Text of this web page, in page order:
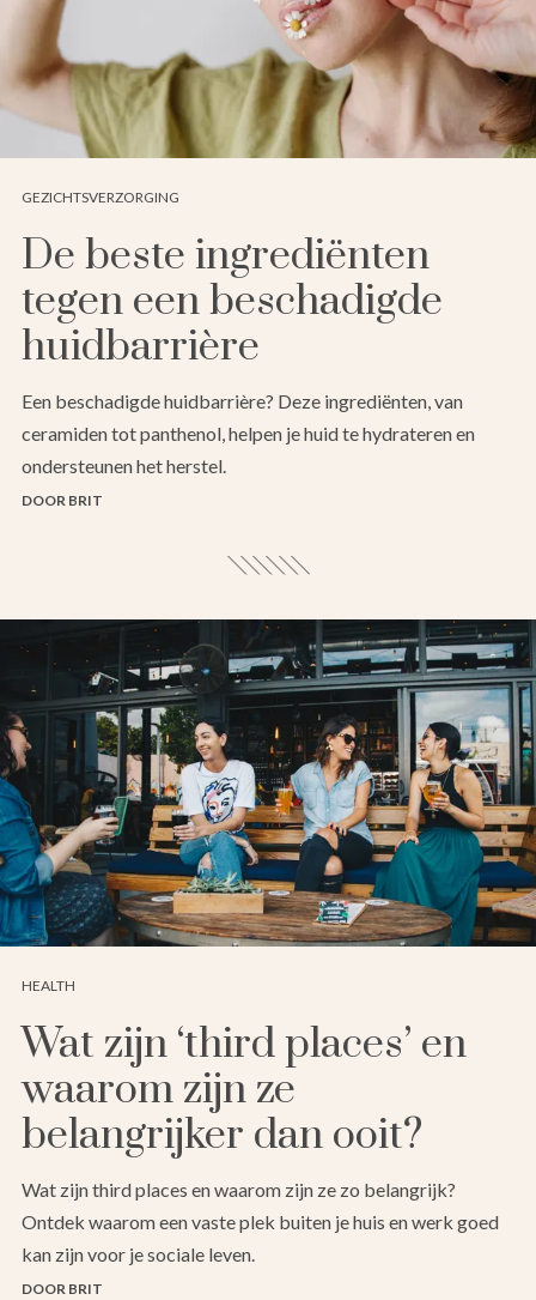
GEZICHTSVERZORGING
De beste ingrediënten
tegen een beschadigde
huidbarrière
Een beschadigde huidbarrière? Deze ingrediënten, van
ceramiden tot panthenol, helpen je huid te hydrateren en
ondersteunen het herstel.
DOOR BRIT
HEALTH
Wat zijn ‘third places’ en
waarom zijn ze
belangrijker dan ooit?
Wat zijn third places en waarom zijn ze zo belangrijk?
Ontdek waarom een vaste plek buiten je huis en werk goed
kan zijn voor je sociale leven.
DOOR BRIT